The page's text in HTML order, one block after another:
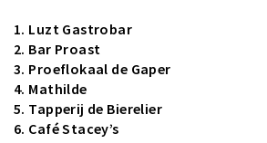
1. Luzt Gastrobar
2. Bar Proast
3. Proeflokaal de Gaper
4. Mathilde
5. Tapperij de Bierelier
6. Café Stacey’s